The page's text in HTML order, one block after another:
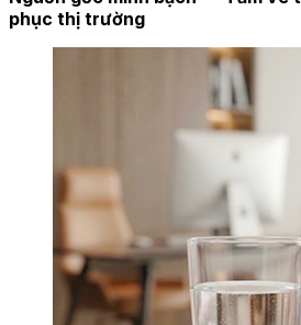
phục thị trường